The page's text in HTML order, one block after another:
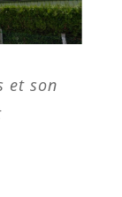
et son